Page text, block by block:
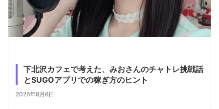
下北沢カフェで考えた、みおさんのチャトレ挑戦話
とSUGOアプリでの稼ぎ方のヒント
2026年8月6日